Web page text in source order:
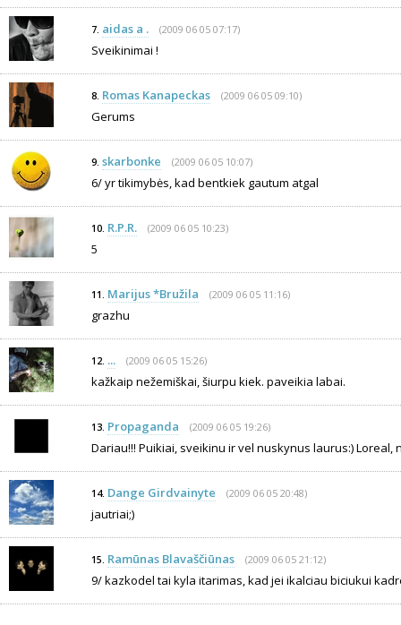
7. aidas a . (2009 06 05 07:17)
Sveikinimai !
8. Romas Kanapeckas (2009 06 05 09:10)
Gerums
9. skarbonke (2009 06 05 10:07)
6/ yr tikimybės, kad bentkiek gautum atgal
10. R.P.R. (2009 06 05 10:23)
5
11. Marijus *Bružila (2009 06 05 11:16)
grazhu
12. ... (2009 06 05 15:26)
kažkaip nežemiškai, šiurpu kiek. paveikia labai.
13. Propaganda (2009 06 05 19:26)
Dariau!!! Puikiai, sveikinu ir vel nuskynus laurus:) Loreal,
14. Dange Girdvainyte (2009 06 05 20:48)
jautriai;)
15. Ramūnas Blavaščiūnas (2009 06 05 21:12)
9/ kazkodel tai kyla itarimas, kad jei ikalciau biciukui